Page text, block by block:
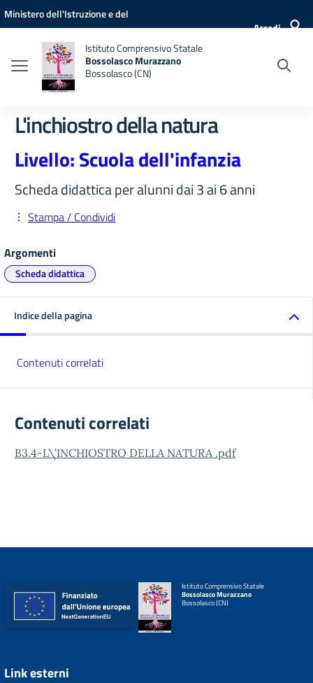
Vai ai contenuti
Vai al menu di navigazione
Vai al footer
Ministero dell'Istruzione e del
Accedi
Istituto Comprensivo Statale
Bossolasco Murazzano
Bossolasco (CN)
L'inchiostro della natura
Livello: Scuola dell'infanzia
Scheda didattica per alunni dai 3 ai 6 anni
Stampa / Condividi
Argomenti
Scheda didattica
Indice della pagina
Contenuti correlati
Contenuti correlati
B3.4-L\'INCHIOSTRO DELLA NATURA .pdf
Istituto Comprensivo Statale
Bossolasco Murazzano
Bossolasco (CN)
Link esterni